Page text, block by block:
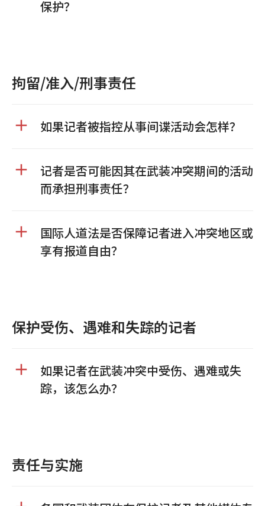
保护？
拘留/准入/刑事责任
如果记者被指控从事间谍活动会怎样？
记者是否可能因其在武装冲突期间的活动
而承担刑事责任？
国际人道法是否保障记者进入冲突地区或
享有报道自由？
保护受伤、遇难和失踪的记者
如果记者在武装冲突中受伤、遇难或失
踪，该怎么办？
责任与实施